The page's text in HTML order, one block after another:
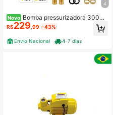
4
Novo Bomba pressurizadora 300w
120W Watts Pressurizador de Água
110 ou 220v
R$229 ,99 -43%
Envio Nacional 4-7 dias